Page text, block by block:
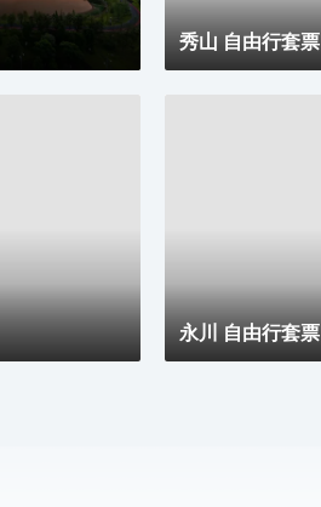
秀山 自由行套票
永川 自由行套票